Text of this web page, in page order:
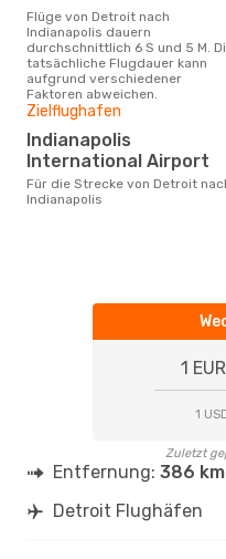
Flüge von Detroit nach
Indianapolis dauern
durchschnittlich 6 S und 5 M.
tatsächliche Flugdauer kann
aufgrund verschiedener
Faktoren abweichen.
Zielflughafen
Indianapolis
International Airport
Für die Strecke von Detroit nach
Indianapolis
1
1
Zuletzt
Entfernung: 386
Detroit Flughäfen